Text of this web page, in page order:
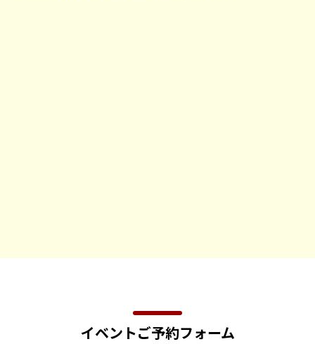
イベントご予約フォーム